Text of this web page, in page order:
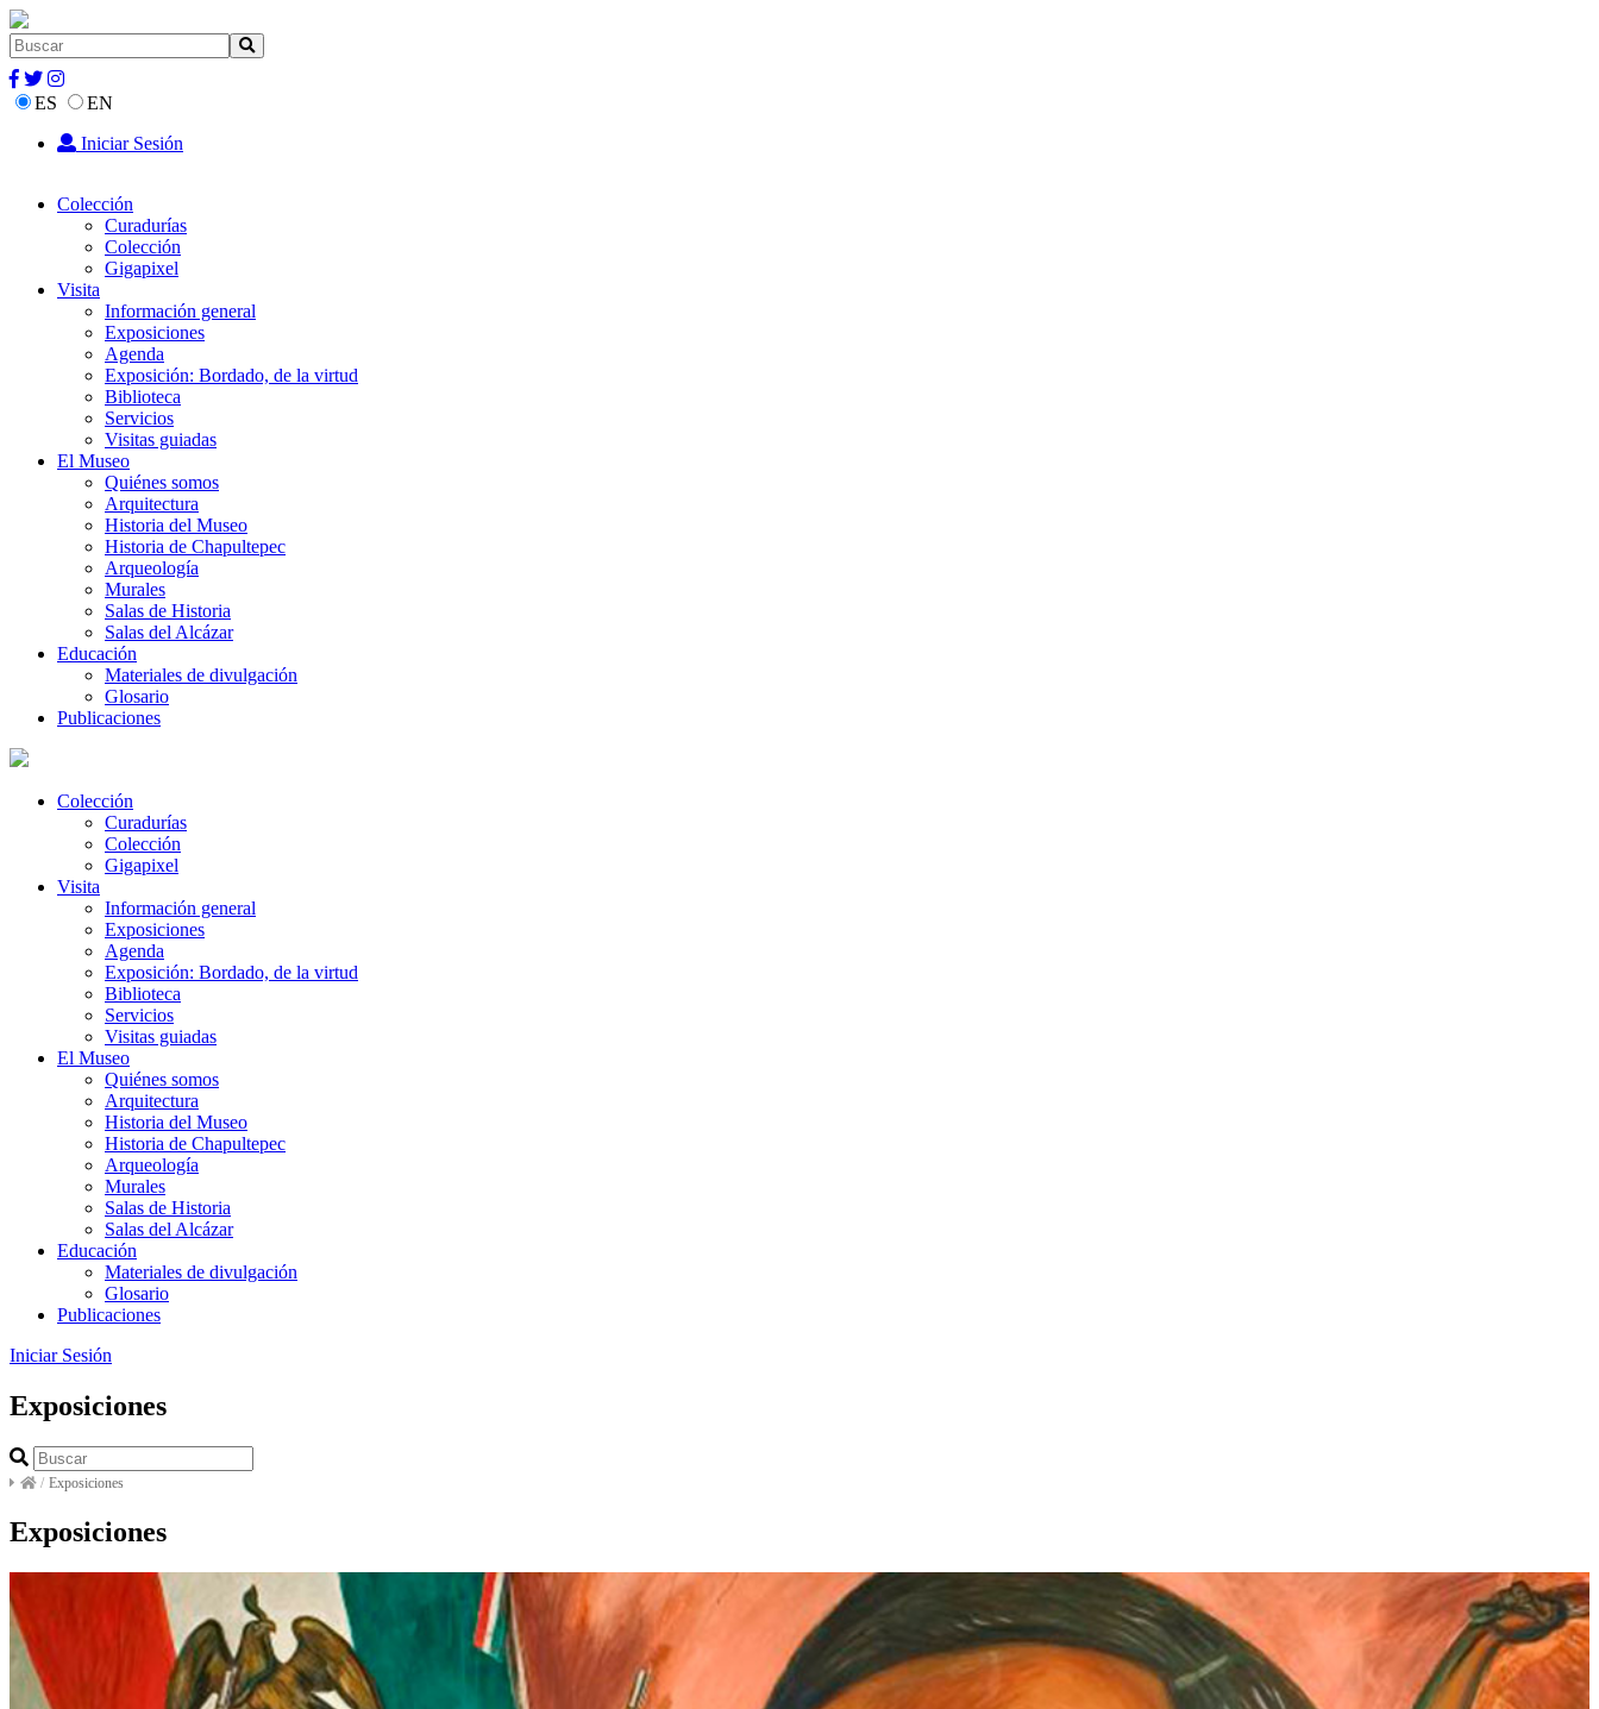
ES
EN
Iniciar Sesión
Colección
Curadurías
Colección
Gigapixel
Visita
Información general
Exposiciones
Agenda
Exposición: Bordado, de la virtud
Biblioteca
Servicios
Visitas guiadas
El Museo
Quiénes somos
Arquitectura
Historia del Museo
Historia de Chapultepec
Arqueología
Murales
Salas de Historia
Salas del Alcázar
Educación
Materiales de divulgación
Glosario
Publicaciones
Colección
Curadurías
Colección
Gigapixel
Visita
Información general
Exposiciones
Agenda
Exposición: Bordado, de la virtud
Biblioteca
Servicios
Visitas guiadas
El Museo
Quiénes somos
Arquitectura
Historia del Museo
Historia de Chapultepec
Arqueología
Murales
Salas de Historia
Salas del Alcázar
Educación
Materiales de divulgación
Glosario
Publicaciones
Iniciar Sesión
Exposiciones
/ Exposiciones
Exposiciones